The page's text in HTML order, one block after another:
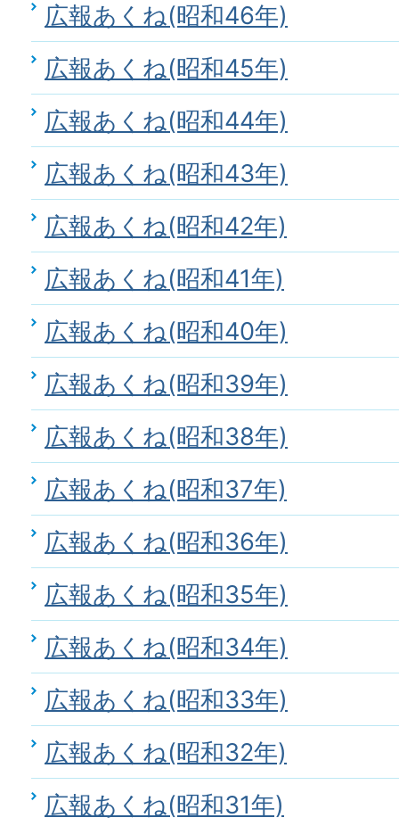
広報あくね(昭和46年)
広報あくね(昭和45年)
広報あくね(昭和44年)
広報あくね(昭和43年)
広報あくね(昭和42年)
広報あくね(昭和41年)
広報あくね(昭和40年)
広報あくね(昭和39年)
広報あくね(昭和38年)
広報あくね(昭和37年)
広報あくね(昭和36年)
広報あくね(昭和35年)
広報あくね(昭和34年)
広報あくね(昭和33年)
広報あくね(昭和32年)
広報あくね(昭和31年)